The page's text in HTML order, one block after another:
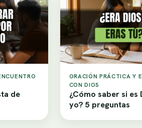
de
ORACIÓN PRÁCTICA Y
CON DIOS
¿Cómo saber si es
yo? 5 preguntas